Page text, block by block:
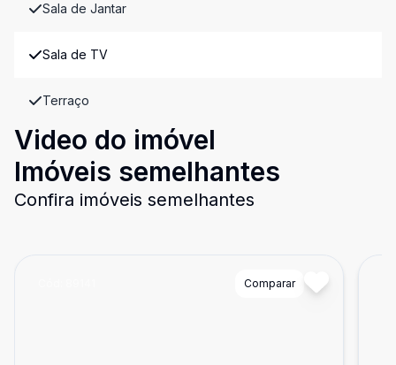
Sala de Jantar
Sala de TV
Terraço
Video do imóvel
Imóveis semelhantes
Confira imóveis semelhantes
Comparar